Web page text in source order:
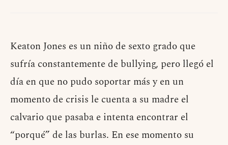
Keaton Jones es un niño de sexto grado que
sufría constantemente de bullying, pero llegó el
día en que no pudo soportar más y en un
momento de crisis le cuenta a su madre el
calvario que pasaba e intenta encontrar el
“porqué” de las burlas. En ese momento su